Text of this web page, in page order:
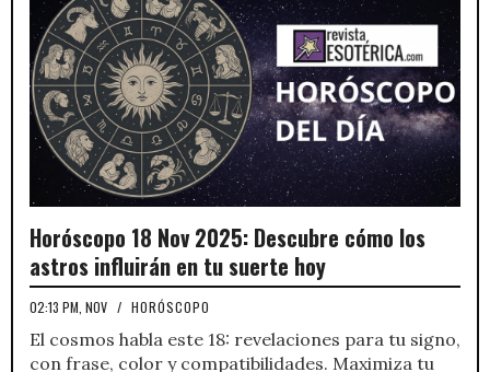
Horóscopo 18 Nov 2025: Descubre cómo los
astros influirán en tu suerte hoy
02:13 PM, NOV / HORÓSCOPO
El cosmos habla este 18: revelaciones para tu signo,
con frase, color y compatibilidades. Maximiza tu